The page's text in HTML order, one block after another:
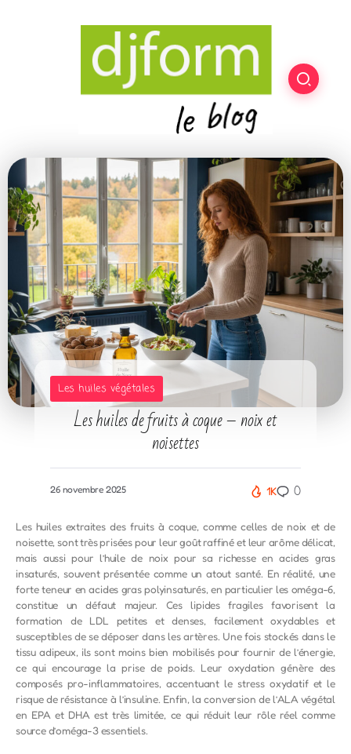
Les huiles végétales
Les huiles de fruits à coque – noix et
noisettes
26 novembre 2025 1K 0
Les huiles extraites des fruits à coque, comme celles de noix et de
noisette, sont très prisées pour leur goût raffiné et leur arôme délicat,
mais aussi pour l’huile de noix pour sa richesse en acides gras
insaturés, souvent présentée comme un atout santé. En réalité, une
forte teneur en acides gras polyinsaturés, en particulier les oméga-6,
constitue un défaut majeur. Ces lipides fragiles favorisent la
formation de LDL petites et denses, facilement oxydables et
susceptibles de se déposer dans les artères. Une fois stockés dans le
tissu adipeux, ils sont moins bien mobilisés pour fournir de l’énergie,
ce qui encourage la prise de poids. Leur oxydation génère des
composés pro-inflammatoires, accentuant le stress oxydatif et le
risque de résistance à l’insuline. Enfin, la conversion de l’ALA végétal
en EPA et DHA est très limitée, ce qui réduit leur rôle réel comme
source d’oméga-3 essentiels.